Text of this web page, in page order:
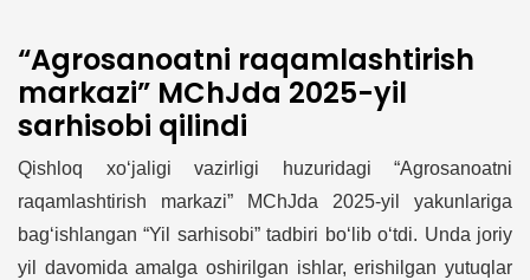
“Agrosanoatni raqamlashtirish
markazi” MChJda 2025-yil
sarhisobi qilindi
Qishloq xo‘jaligi vazirligi huzuridagi “Agrosanoatni
raqamlashtirish markazi” MChJda 2025-yil yakunlariga
bag‘ishlangan “Yil sarhisobi” tadbiri bo‘lib o‘tdi. Unda joriy
yil davomida amalga oshirilgan ishlar, erishilgan yutuqlar